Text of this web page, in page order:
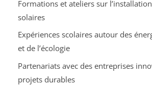
Formations et ateliers sur
solaires
Expériences scolaires autour des
et de l’écologie
Partenariats avec des entreprises
projets durables